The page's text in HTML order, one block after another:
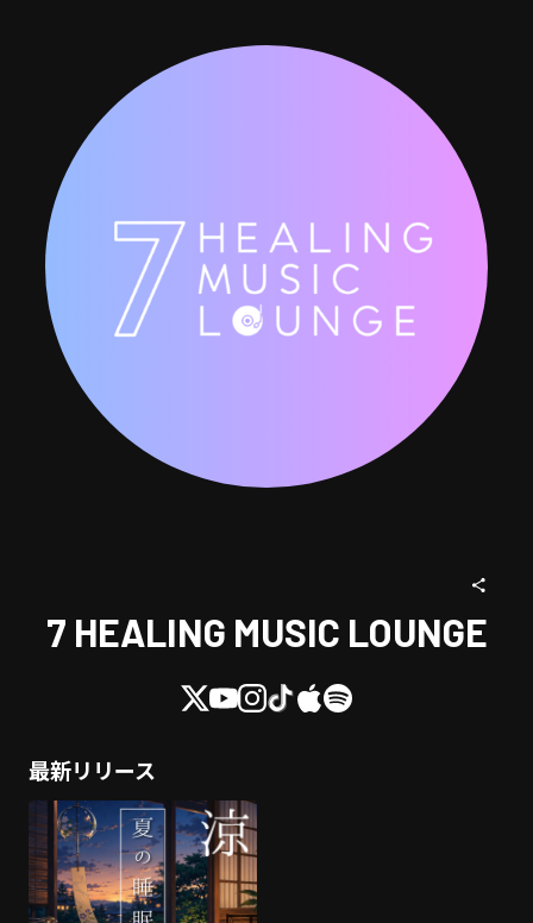
7 HEALING MUSIC LOUNGE
最新リリース